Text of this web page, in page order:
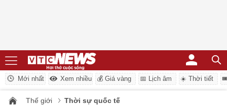
Mới nhất Xem nhiều 💰 Giá vàng 📅 Lịch âm ☀️ Thời tiết
Thế giới Thời sự quốc tế